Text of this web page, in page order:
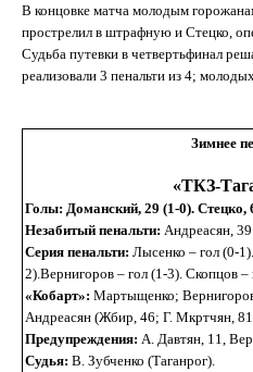
В концовке матча молодым
прострелил в штрафную и Стецко,
Судьба путевки в четвертьфинал
реализовали 3 пенальти из 4;
Зимнее
«ТКЗ-
Голы: Доманский, 29 (1-0). Стецко,
Незабитый пенальти: Андреасян, 39
Серия пенальти: Лысенко – гол (0-
2).Вернигоров – гол (1-3). Скопцов –
«Кобарт»: Мартыщенко;
Андреасян (Жбир, 46; Г. Мкртчян,
Предупреждения: А. Давтян, 11,
Судья: В. Зубченко (Таганрог).